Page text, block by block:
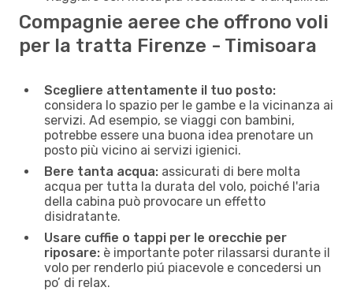
Compagnie aeree che offrono voli
per la tratta Firenze - Timisoara
Scegliere attentamente il tuo posto:
considera lo spazio per le gambe e la vicinanza ai
servizi. Ad esempio, se viaggi con bambini,
potrebbe essere una buona idea prenotare un
posto più vicino ai servizi igienici.
Bere tanta acqua: assicurati di bere molta
acqua per tutta la durata del volo, poiché l'aria
della cabina può provocare un effetto
disidratante.
Usare cuffie o tappi per le orecchie per
riposare: è importante poter rilassarsi durante il
volo per renderlo piú piacevole e concedersi un
po’ di relax.